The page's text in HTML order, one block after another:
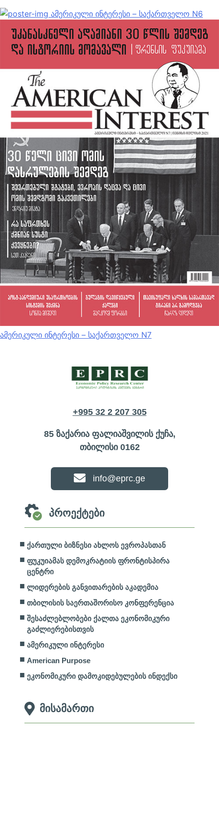
ამერიკული ინტერესი – საქართველო N6
ამერიკული ინტერესი – საქართველო N7
+995 32 2 207 305
85 ზაქარია ფალიაშვილის ქუჩა,
თბილისი 0162
info@eprc.ge
პროექტები
ქართული ბიზნესი ახლოს ევროპასთან
ფუკუიამას დემოკრატიის ფრონტისპირა
ცენტრი
ლიდერების განვითარების აკადემია
თბილისის საერთაშორისო კონფერენცია
შესაძლებლობები ქალთა ეკონომიკური
გაძლიერებისთვის
ამერიკული ინტერესი
American Purpose
ეკონომიკური დამოკიდებულების ინდექსი
მისამართი